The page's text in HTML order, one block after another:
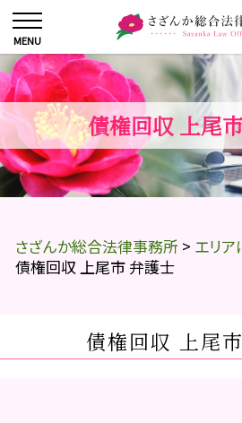
債権回収 上尾
さざんか総合法律事務所 > エリア
債権回収 上尾市 弁護士
債権回収 上尾